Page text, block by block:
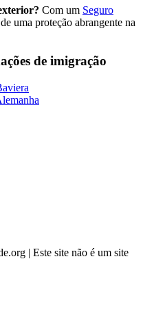
Com um Seguro
uma proteção abrangente na
de imigração
| Este site não é um site